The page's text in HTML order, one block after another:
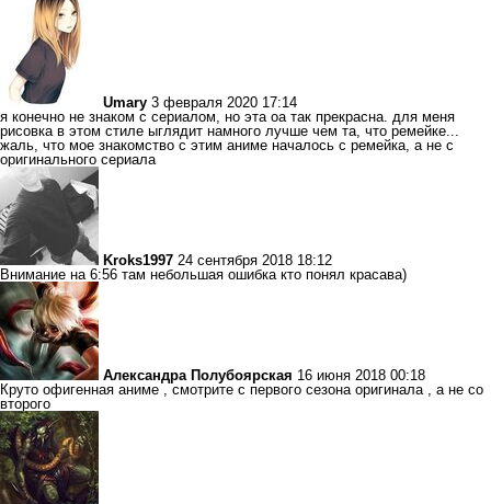
Umary 3 февраля 2020 17:14
я конечно не знаком с сериалом, но эта оа так прекрасна. для меня
рисовка в этом стиле ыглядит намного лучше чем та, что ремейке...
жаль, что мое знакомство с этим аниме началось с ремейка, а не с
оригинального сериала
Kroks1997 24 сентября 2018 18:12
Внимание на 6:56 там небольшая ошибка кто понял красава)
Александра Полубоярская 16 июня 2018 00:18
Круто офигенная аниме , смотрите с первого сезона оригинала , а не со
второго